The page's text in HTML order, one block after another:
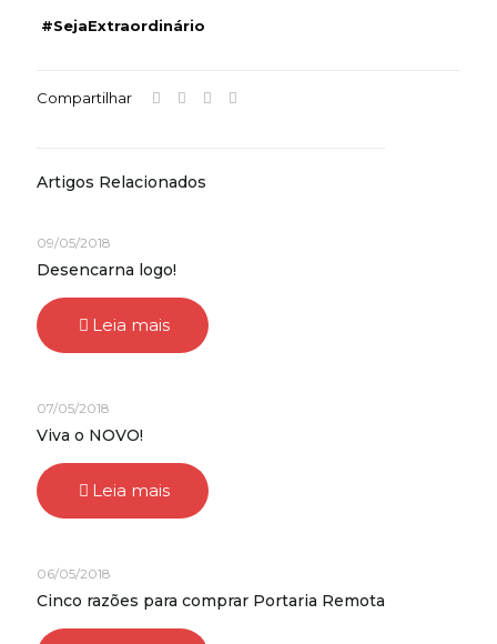
#SejaExtraordinário
Compartilhar
Artigos Relacionados
09/05/2018
Desencarna logo!
Leia mais
07/05/2018
Viva o NOVO!
Leia mais
06/05/2018
Cinco razões para comprar Portaria Remota